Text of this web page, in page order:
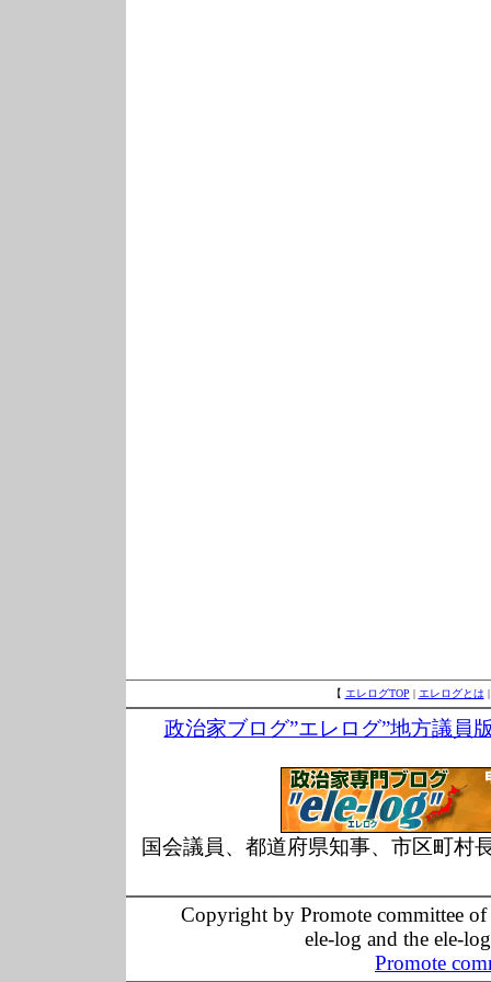
【 エレログTOP | エレログとは
政治家ブログ”エレログ”地方議員
国会議員、都道府県知事、市区町村
Copyright by Promote committee
ele-log and the ele-
Promote